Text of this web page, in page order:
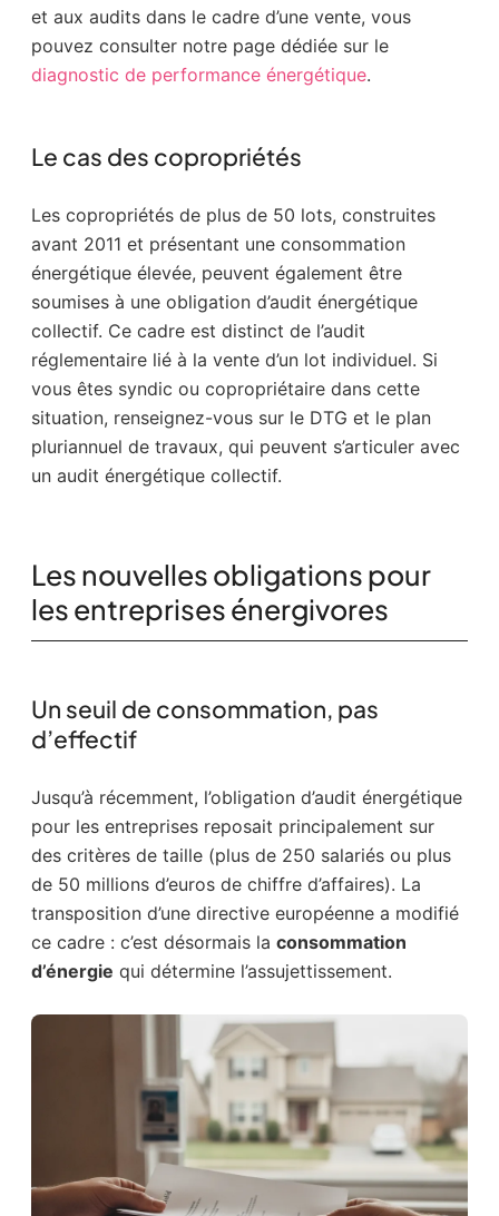
et aux audits dans le cadre d’une vente, vous
pouvez consulter notre page dédiée sur le
diagnostic de performance énergétique.
Le cas des copropriétés
Les copropriétés de plus de 50 lots, construites
avant 2011 et présentant une consommation
énergétique élevée, peuvent également être
soumises à une obligation d’audit énergétique
collectif. Ce cadre est distinct de l’audit
réglementaire lié à la vente d’un lot individuel. Si
vous êtes syndic ou copropriétaire dans cette
situation, renseignez-vous sur le DTG et le plan
pluriannuel de travaux, qui peuvent s’articuler avec
un audit énergétique collectif.
Les nouvelles obligations pour
les entreprises énergivores
Un seuil de consommation, pas
d’effectif
Jusqu’à récemment, l’obligation d’audit énergétique
pour les entreprises reposait principalement sur
des critères de taille (plus de 250 salariés ou plus
de 50 millions d’euros de chiffre d’affaires). La
transposition d’une directive européenne a modifié
ce cadre : c’est désormais la consommation
d’énergie qui détermine l’assujettissement.